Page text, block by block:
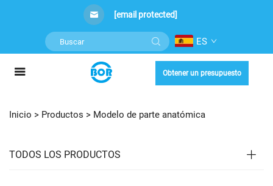
[email protected]
ES
Obtener un presupuesto
Inicio > Productos > Modelo de parte anatómica
TODOS LOS PRODUCTOS